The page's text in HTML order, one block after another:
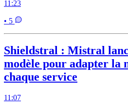
11:23
• 5
Shieldstral : Mistral
modèle pour adapter la
chaque service
11:07